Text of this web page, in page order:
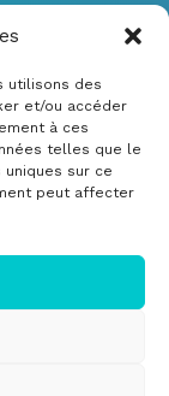
utilisons des
et/ou accéder
à ces
telles que le
sur ce
peut affecter